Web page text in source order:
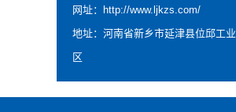
网址：
http://www.ljkzs.com/
地址：河南省新乡市延津县位邱工业
区